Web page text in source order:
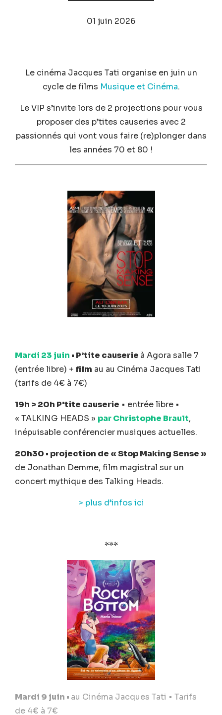
01 juin 2026
Le cinéma Jacques Tati organise en juin un
cycle de films Musique et Cinéma.
Le VIP s’invite lors de 2 projections pour vous
proposer des p’tites causeries avec 2
passionnés qui vont vous faire (re)plonger dans
les années 70 et 80 !
Mardi 23 juin • P’tite causerie à Agora salle 7
(entrée libre) + film au au Cinéma Jacques Tati
(tarifs de 4€ à 7€)
19h > 20h P’tite causerie • entrée libre •
« TALKING HEADS » par Christophe Brault,
inépuisable conférencier musiques actuelles.
20h30 • projection de « Stop Making Sense »
de Jonathan Demme, film magistral sur un
concert mythique des Talking Heads.
> plus d’infos ici
***
Mardi 9 juin • au Cinéma Jacques Tati • Tarifs
de 4€ à 7€